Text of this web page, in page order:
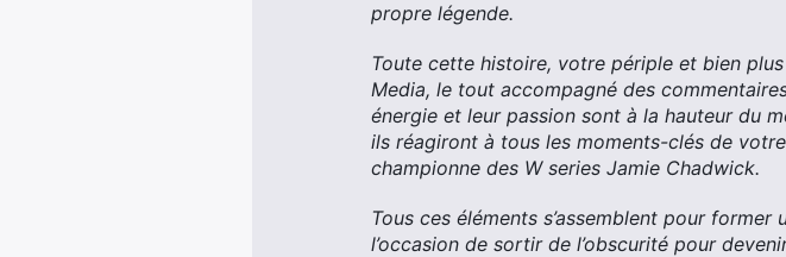
propre légende.
Toute cette histoire, votre périple et bien
Media, le tout accompagné des
énergie et leur passion sont à la hauteur du
ils réagiront à tous les moments-clés de
championne des W series Jamie Chadwick.
Tous ces éléments s’assemblent pour
l’occasion de sortir de l’obscurité pour